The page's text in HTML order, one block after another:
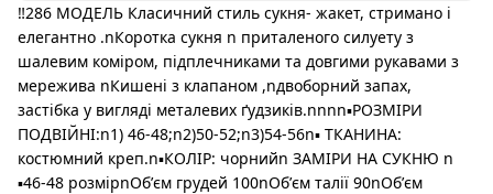
‼️286 МОДЕЛЬ Класичний стиль сукня- жакет, стримано і
елегантно .nКоротка сукня n приталеного силуету з
шалевим коміром, підплечниками та довгими рукавами з
мережива nКишені з клапаном ,nдвоборний запах,
застібка у вигляді металевих ґудзиків.nnnn▪️РОЗМІРИ
ПОДВІЙНІ:n1) 46-48;n2)50-52;n3)54-56n▪️ ТКАНИНА:
костюмний креп.n▪️КОЛІР: чорнийn ЗАМІРИ НА СУКНЮ n
▪️46-48 розмірnОбʼєм грудей 100nОбʼєм талії 90nОбʼєм